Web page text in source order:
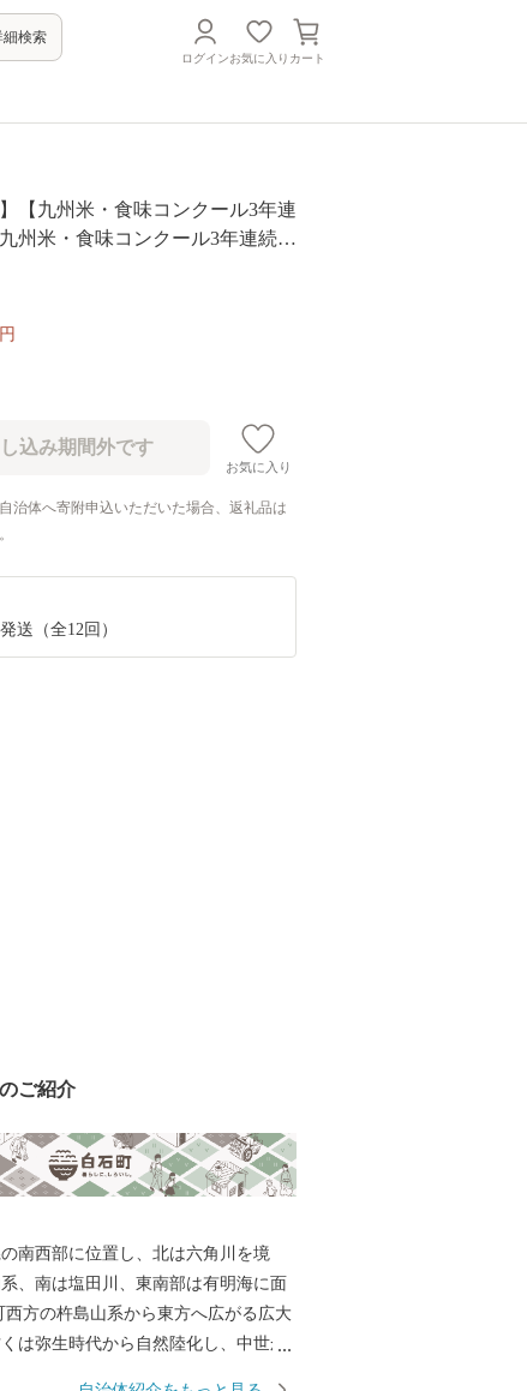
細検索
ログインお気に入り カート
】【九州米・食味コンクール3年連
州米・食味コンクール3年連続入
】米 お米 特別栽培米 佐賀 白石
円
お気に入り
治体へ寄附申込いただいた場合、返礼品は
送（全12回）
ご紹介
南西部に位置し、北は六角川を境
、南は塩田川、東南部は有明海に面
西方の杵島山系から東方へ広がる広大
は弥生時代から自然陸化し、中世か